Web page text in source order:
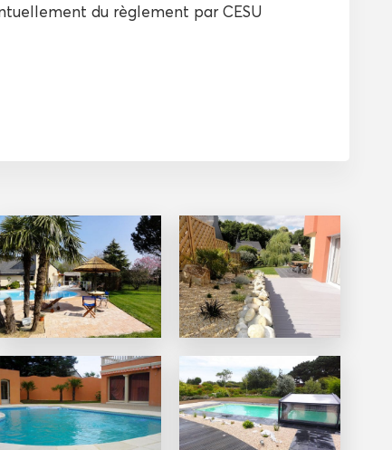
du règlement par CESU